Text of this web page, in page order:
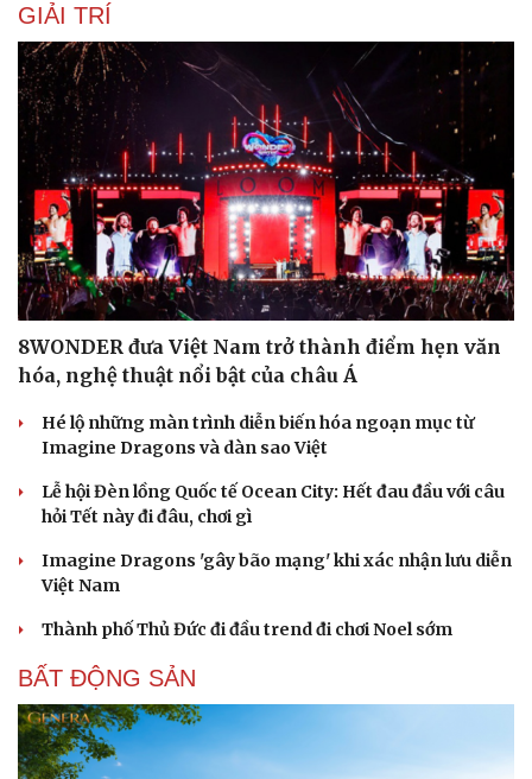
Du lịch
Tư vấn
Săn Tour
check-in
Podcast
Câu chuyện thời sự
Đọc truyện đêm khuya
Cửa sổ tình yêu
Kể chuyện cho bé
Hạt giống tâm hồn
GIẢI TRÍ
8WONDER đưa Việt Nam trở thành điểm hẹn văn
hóa, nghệ thuật nổi bật của châu Á
Hé lộ những màn trình diễn biến hóa ngoạn mục từ
Imagine Dragons và dàn sao Việt
Lễ hội Đèn lồng Quốc tế Ocean City: Hết đau đầu với câu
hỏi Tết này đi đâu, chơi gì
Imagine Dragons 'gây bão mạng' khi xác nhận lưu diễn
Việt Nam
Thành phố Thủ Đức đi đầu trend đi chơi Noel sớm
BẤT ĐỘNG SẢN